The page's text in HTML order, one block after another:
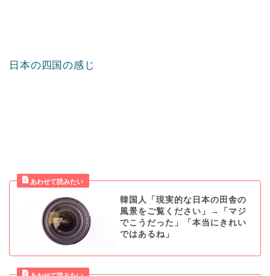
日本の四国の感じ
韓国人「現実的な日本の田舎の
風景をご覧ください」→「マジ
でこうだった」「本当にきれい
ではあるね」